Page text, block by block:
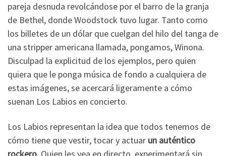
pareja desnuda revolcándose por el barro de la granja
de Bethel, donde Woodstock tuvo lugar. Tanto como
los billetes de un dólar que cuelgan del hilo del tanga de
una stripper americana llamada, pongamos, Winona.
Disculpad la explicitud de los ejemplos, pero quien
quiera que le ponga música de fondo a cualquiera de
estas imágenes, se acercará ligeramente a cómo
suenan Los Labios en concierto.
Los Labios representan la idea que todos tenemos de
cómo tiene que vestir, tocar y actuar un auténtico
rockero. Quien les vea en directo, experimentará sin